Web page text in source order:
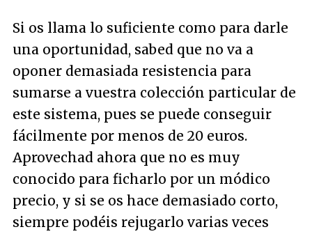
Si os llama lo suficiente como para darle
una oportunidad, sabed que no va a
oponer demasiada resistencia para
sumarse a vuestra colección particular de
este sistema, pues se puede conseguir
fácilmente por menos de 20 euros.
Aprovechad ahora que no es muy
conocido para ficharlo por un módico
precio, y si se os hace demasiado corto,
siempre podéis rejugarlo varias veces